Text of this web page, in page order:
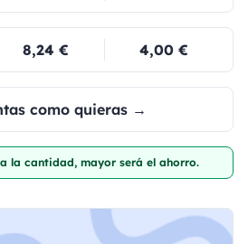
8,24 € 4,00 €
como quieras →
la cantidad, mayor será el ahorro.